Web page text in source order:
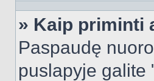
» Kaip priminti
Paspaudę
puslapyje galite